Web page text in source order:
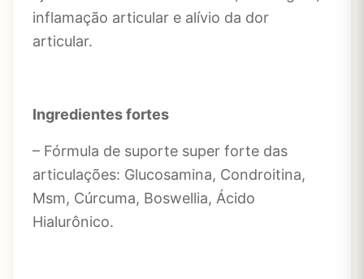
inflamação articular e alívio da dor
articular.
Ingredientes fortes
– Fórmula de suporte super forte das
articulações: Glucosamina, Condroitina,
Msm, Cúrcuma, Boswellia, Ácido
Hialurônico.